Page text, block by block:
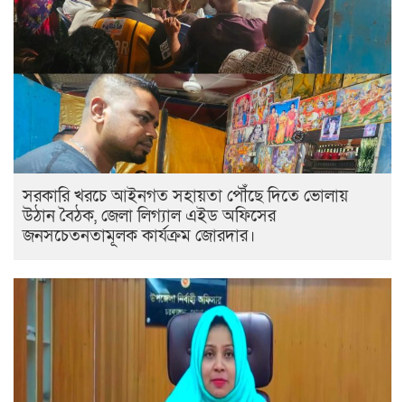
সরকারি খরচে আইনগত সহায়তা পৌঁছে দিতে ভোলায়
উঠান বৈঠক, জেলা লিগ্যাল এইড অফিসের
জনসচেতনতামূলক কার্যক্রম জোরদার।